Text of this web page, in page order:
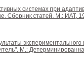
системах при
Сборник статей. М.: ИАТ,
М.: